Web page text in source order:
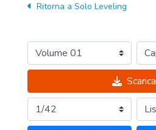
Ritorna a Solo Leveling
Scarica